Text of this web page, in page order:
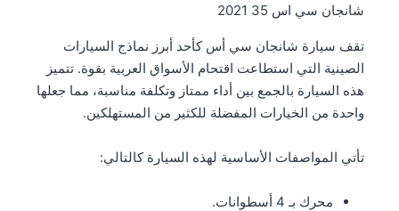
شانجان سي اس 35 2021
تقف سيارة شانجان سي أس كأحد أبرز نماذج السيارات
الصينية التي استطاعت اقتحام الأسواق العربية بقوة. تتميز
هذه السيارة بالجمع بين أداء ممتاز وتكلفة مناسبة، مما جعلها
واحدة من الخيارات المفضلة للكثير من المستهلكين.
تأتي المواصفات الأساسية لهذه السيارة كالتالي:
محرك بـ 4 أسطوانات.